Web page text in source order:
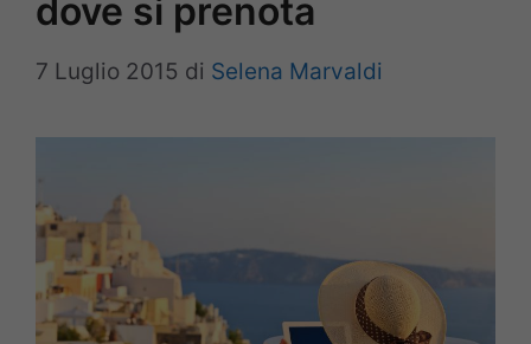
dove si prenota
7 Luglio 2015 di Selena Marvaldi